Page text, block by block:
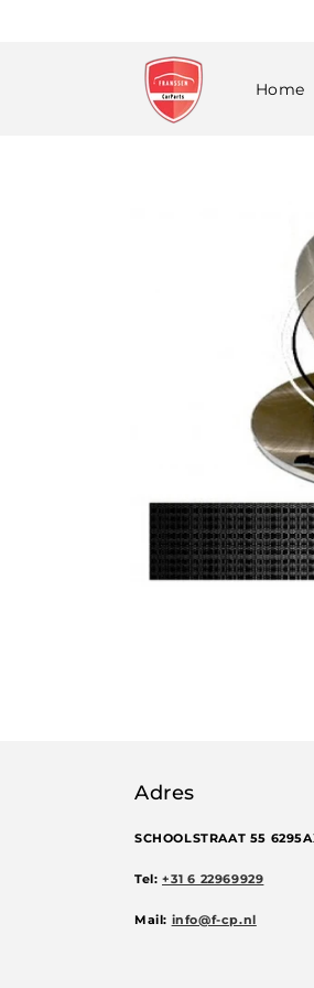
Home
Adres
SCHOOLSTRAAT 55
Tel: +31 6 22969929
Mail: info@f-cp.nl